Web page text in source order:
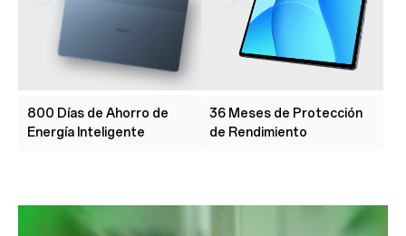
800 Días de Ahorro de
Energía Inteligente
36 Meses de Protección
de Rendimiento